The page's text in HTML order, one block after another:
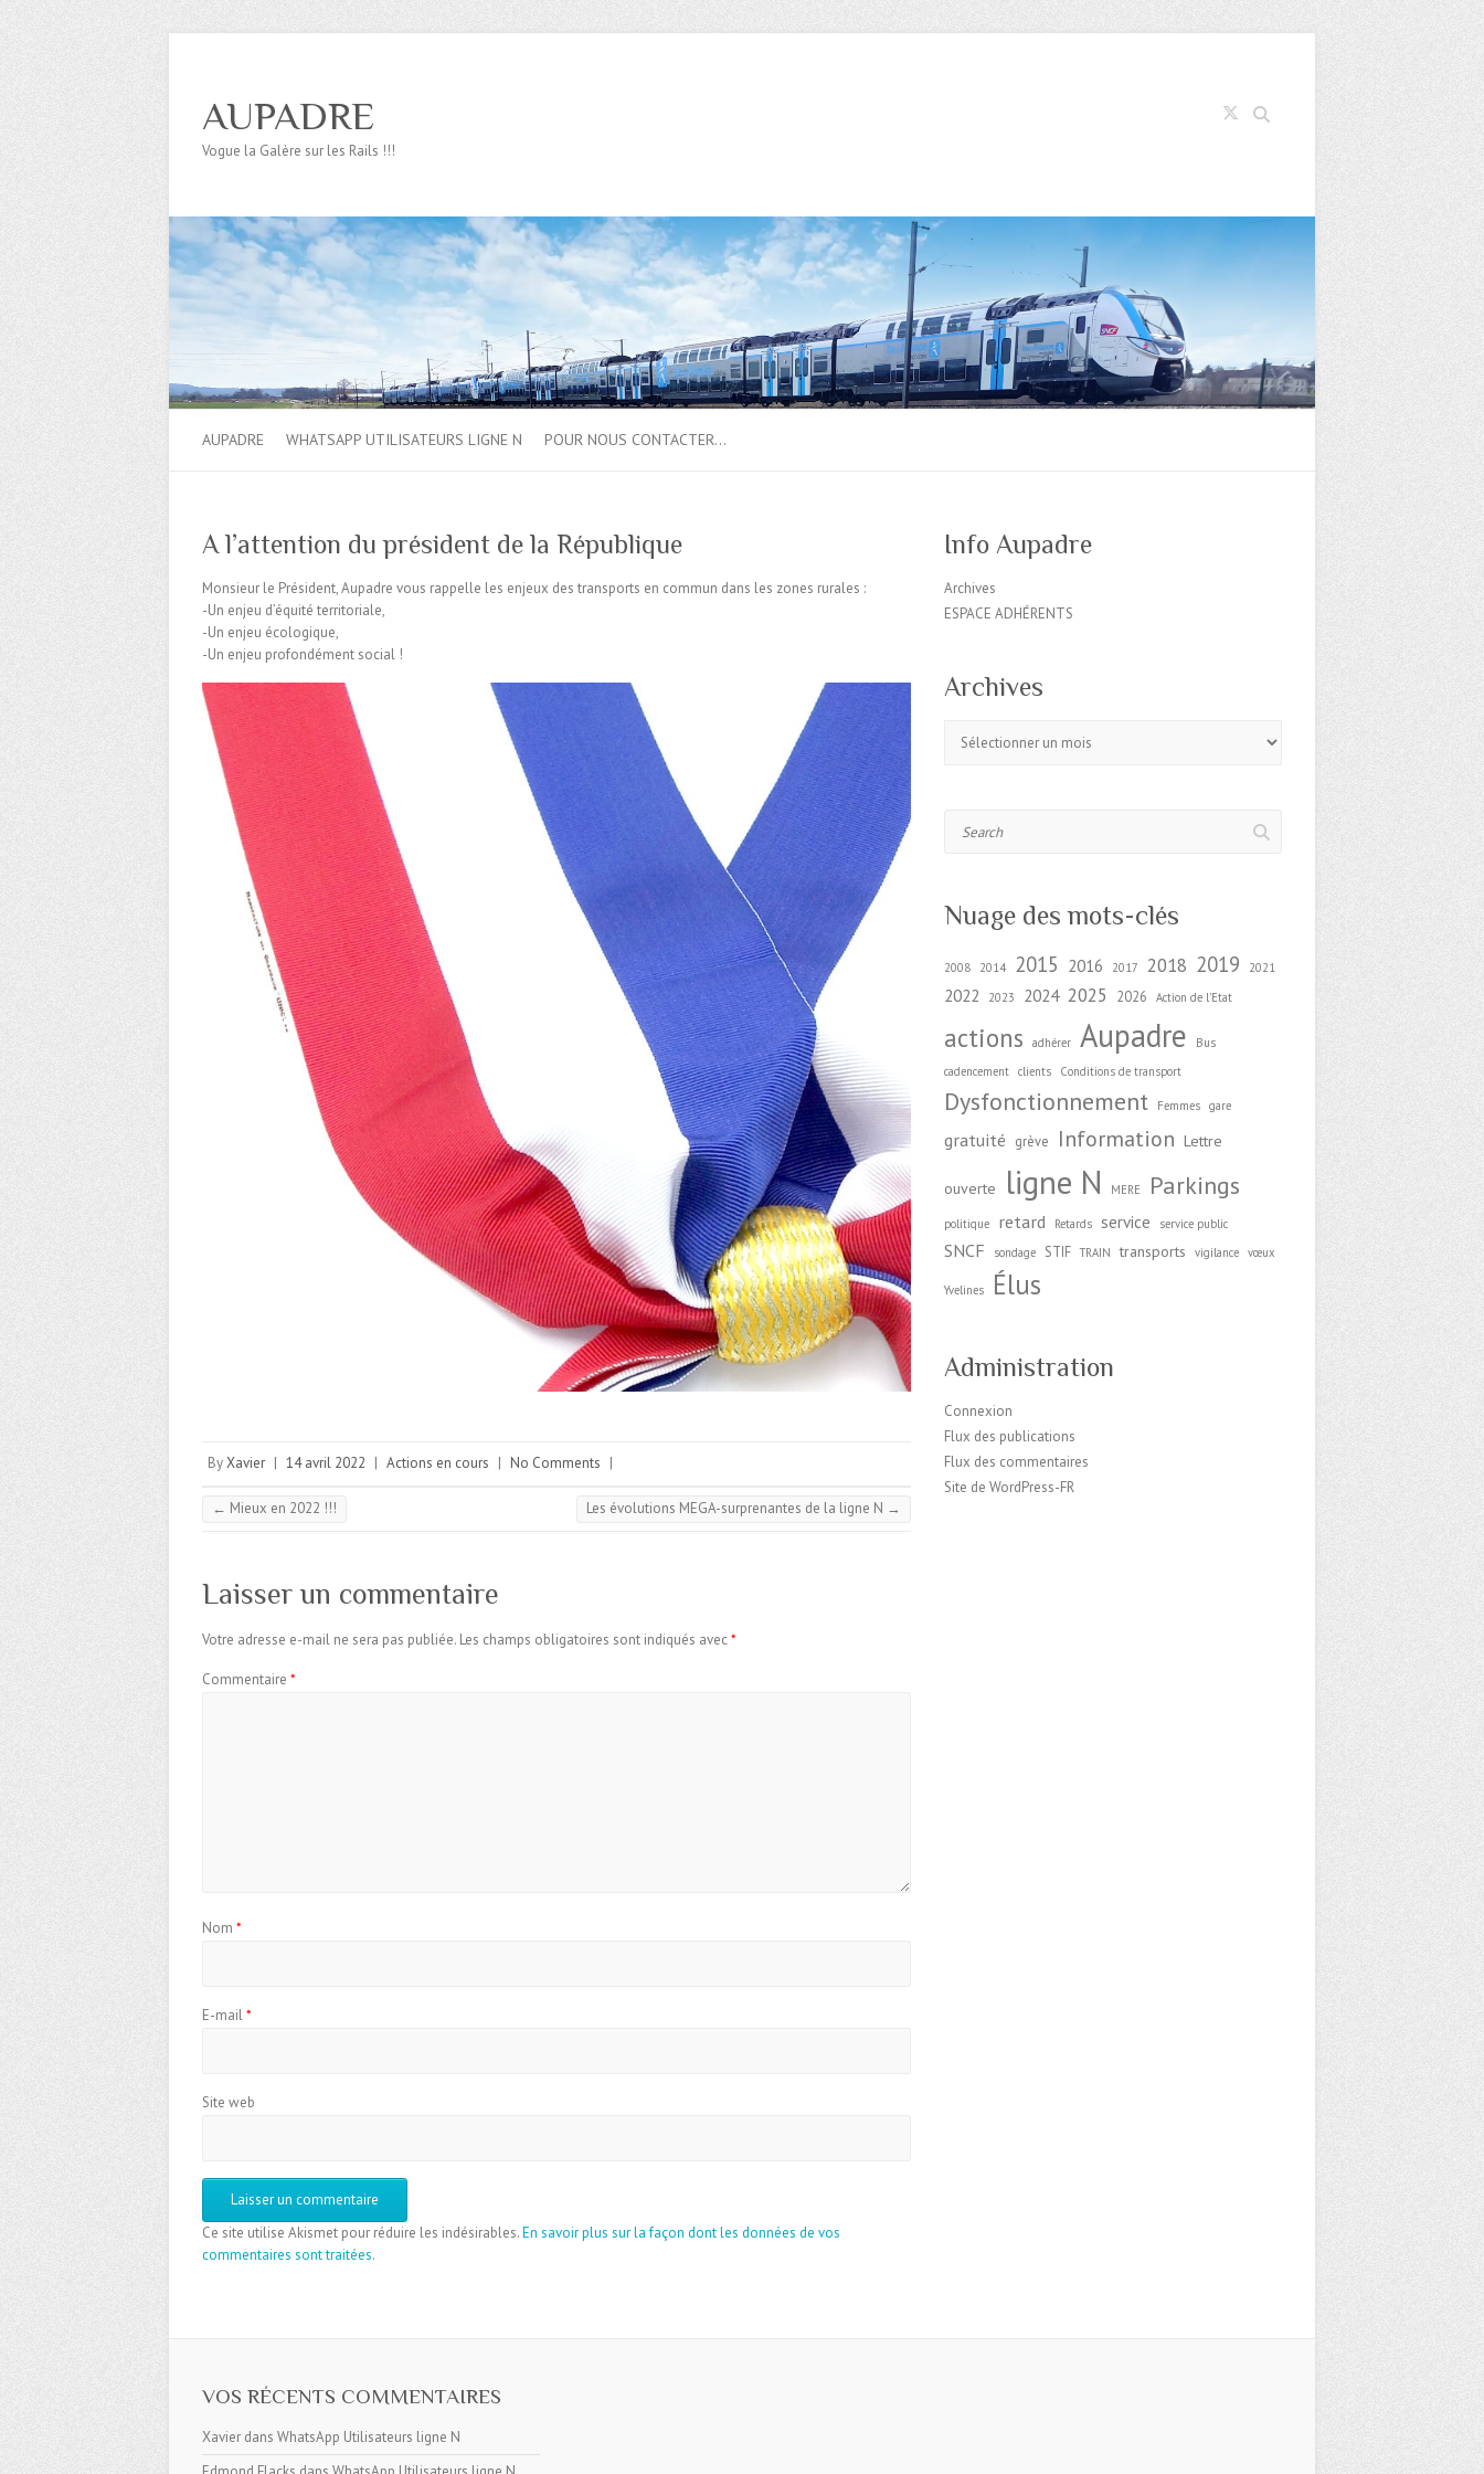
Search
AUPADRE
Vogue la Galère sur les Rails !!!
AUPADRE WHATSAPP UTILISATEURS LIGNE N POUR NOUS CONTACTER…
A l’attention du président de la République
Monsieur le Président, Aupadre vous rappelle les enjeux des transports en commun dans les zones rurales :
-Un enjeu d’équité territoriale,
-Un enjeu écologique,
-Un enjeu profondément social !
ByXavier | 14 avril 2022 | Actions en cours | No Comments |
← Mieux en 2022 !!! Les évolutions MEGA-surprenantes de la ligne N →
Laisser un commentaire
Votre adresse e-mail ne sera pas publiée. Les champs obligatoires sont indiqués avec*
Commentaire *
Nom *
E-mail*
Site web
Ce site utilise Akismet pour réduire les indésirables.En savoir plus sur la façon dont les données de vos
commentaires sont traitées.
Info Aupadre
Archives
ESPACE ADHÉRENTS
Archives
Nuage des mots-clés
2008 2014 2015 2016 2017 2018 2019 2021
2022 2023 2024 2025 2026 Action de l'Etat
actions adhérer Aupadre
Bus
cadencement clients Conditions de transport
Dysfonctionnement Femmes gare
gratuité grève Information Lettre
ouverte ligne N MERE Parkings
politique retard Retards service service public
SNCF sondage STIF TRAIN transports vigilance vœux
Yvelines Élus
Administration
Connexion
Flux des publications
Flux des commentaires
Site de WordPress-FR
VOS RÉCENTS COMMENTAIRES
Xavier dans WhatsApp Utilisateurs ligne N